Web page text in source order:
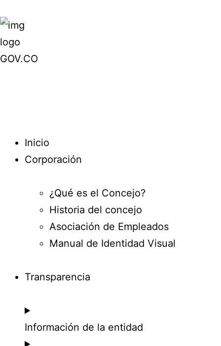
Inicio
Corporación
¿Qué es el Concejo?
Historia del concejo
Asociación de Empleados
Manual de Identidad Visual
Transparencia
Información de la entidad